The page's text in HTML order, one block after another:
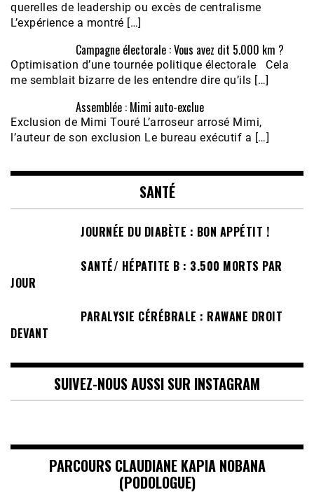
querelles de leadership ou excès de centralisme
L’expérience a montré […]
Campagne électorale : Vous avez dit 5.000 km ?
Optimisation d’une tournée politique électorale Cela
me semblait bizarre de les entendre dire qu’ils […]
Assemblée : Mimi auto-exclue
Exclusion de Mimi Touré L’arroseur arrosé Mimi,
l’auteur de son exclusion Le bureau exécutif a […]
SANTÉ
JOURNÉE DU DIABÈTE : BON APPÉTIT !
SANTÉ/ HÉPATITE B : 3.500 MORTS PAR
JOUR
PARALYSIE CÉRÉBRALE : RAWANE DROIT
DEVANT
SUIVEZ-NOUS AUSSI SUR INSTAGRAM
PARCOURS CLAUDIANE KAPIA NOBANA
(PODOLOGUE)